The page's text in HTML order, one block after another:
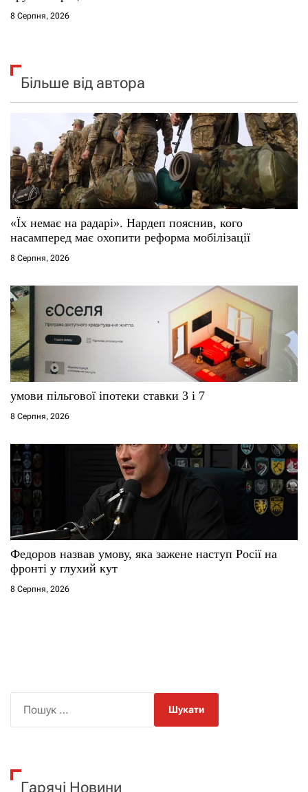
8 Серпня, 2026
Більше від автора
«Їх немає на радарі». Нардеп пояснив, кого
насамперед має охопити реформа мобілізації
8 Серпня, 2026
умови пільгової іпотеки ставки 3 і 7
8 Серпня, 2026
Федоров назвав умову, яка зажене наступ Росії на
фронті у глухий кут
8 Серпня, 2026
к
Гарячі Новини